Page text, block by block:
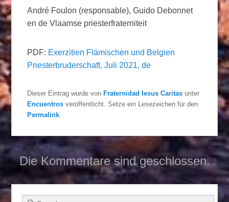
André Foulon (responsable), Guido Debonnet
en de Vlaamse priesterfraterniteit
PDF: Exerzitien Flämischen und Belgien
Priesterbruderschaft, Juli 2021, de
Dieser Eintrag wurde von Fraternidad Iesus Caritas unter
Encuentros veröffentlicht. Setze ein Lesezeichen für den
Permalink.
Die Kommentare sind geschlossen.